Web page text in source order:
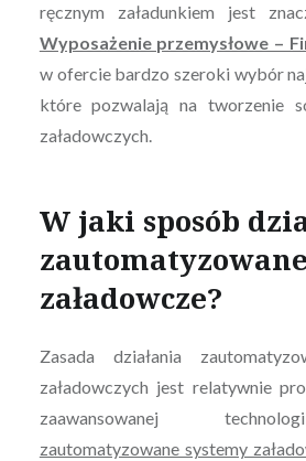
ręcznym załadunkiem jest
Wyposażenie przemysłowe –
w ofercie bardzo szeroki wybór
które pozwalają na tworzenie
załadowczych.
W jaki sposób
załadowcze?
Zasada działania
załadowczych jest relatywnie
zaawansowanej
zautomatyzowane systemy